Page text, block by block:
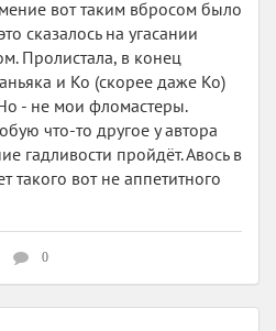
вот таким вбросом было
сказалось на угасании
Пролистала, в конец
и Ко (скорее даже Ко)
- не мои фломастеры.
что-то другое у автора
гадливости пройдёт. Авось в
такого вот не аппетитного
0